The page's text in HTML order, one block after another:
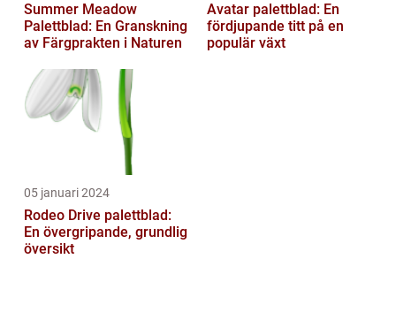
Summer Meadow
Palettblad: En Granskning
av Färgprakten i Naturen
Avatar palettblad: En
fördjupande titt på en
populär växt
05 januari 2024
Rodeo Drive palettblad:
En övergripande, grundlig
översikt